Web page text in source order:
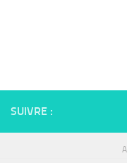
SUIVRE :